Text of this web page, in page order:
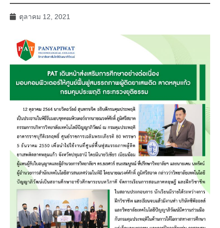
ตุลาคม 12, 2021